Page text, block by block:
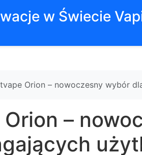
w Świecie
Orion – nowoczesny wybór
–